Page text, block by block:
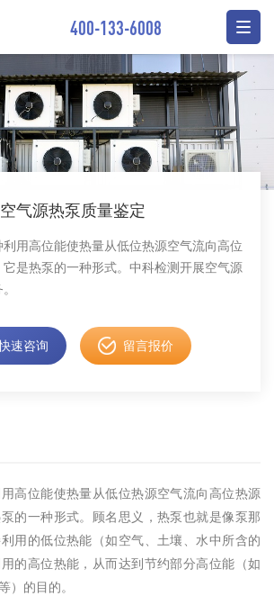
400-133-6008
空气源热泵质量鉴定
用高位能使热量从低位热源空气流向高位
是热泵的一种形式。​中科检测开展空气源
速咨询 留言报价
高位能使热量从低位热源空气流向高位热源
的一种形式。顾名思义，热泵也就是像泵那
用的低位热能（如空气、土壤、水中所含的
的高位热能，从而达到节约部分高位能（如
）的目的。